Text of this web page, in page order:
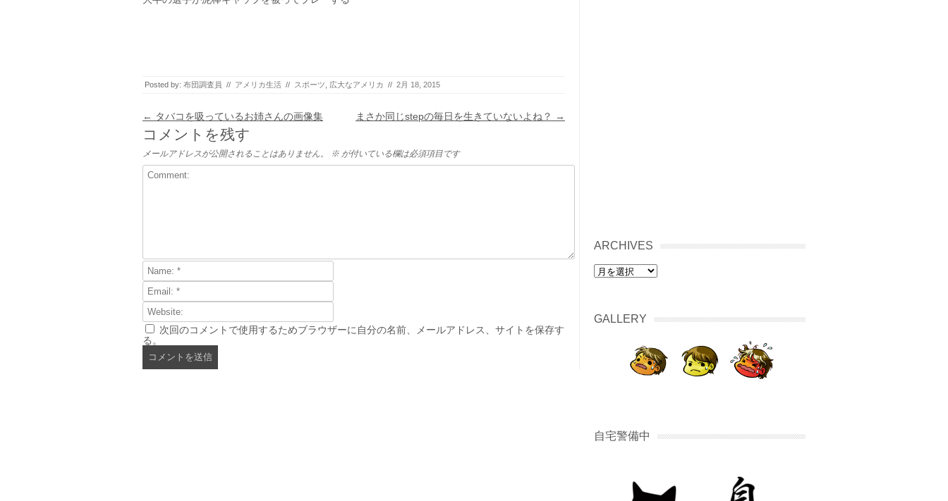
Posted by: 布団調査員 // アメリカ生活 // スポーツ 広大なアメリカ // 2月 18, 2015
Post navigation
← タバコを吸っているお姉さんの画像集 まさか同じstepの毎日を生きていないよね？ →
コメントを残す
メールアドレスが公開されることはありません。 ※ が付いている欄は必須項目です
次回のコメントで使用するためブラウザーに自分の名前、メールアドレス、サイトを保存す
る。
ARCHIVES
archives
GALLERY
自宅警備中